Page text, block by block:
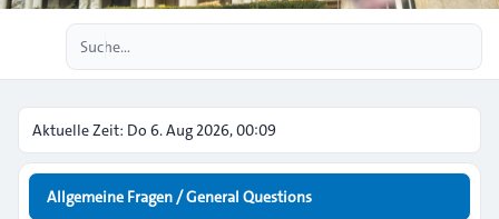
Aktuelle Zeit: Do 6. Aug 2026, 00:09
Allgemeine Fragen / General Questions